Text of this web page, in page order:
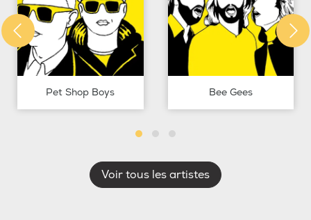
Pet Shop Boys Bee Gees
Voir tous les artistes